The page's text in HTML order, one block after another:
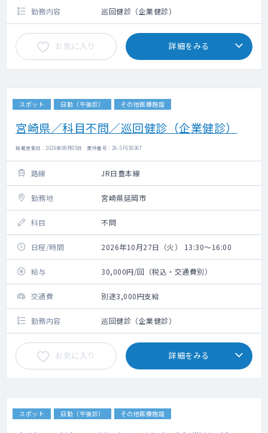
勤務内容 巡回健診（企業健診）
お気に入り 詳細をみる
スポット 日勤（午後診） その他医療施設
宮崎県／科目不問／巡回健診（企業健診）
掲載更新日 : 2026年08月05日 案件番号 : 26-SF650367
路線 JR日豊本線
勤務地 宮崎県延岡市
科目 不問
日程/時間 2026年10月27日（火） 13:30～16:00
給与 30,000円/回（税込・交通費別）
交通費 別途3,000円支給
勤務内容 巡回健診（企業健診）
お気に入り 詳細をみる
スポット 日勤（午後診） その他医療施設